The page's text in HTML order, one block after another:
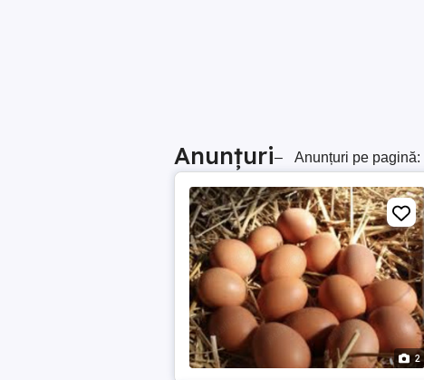
Anunțuri– Anunțuri pe pagină:
2